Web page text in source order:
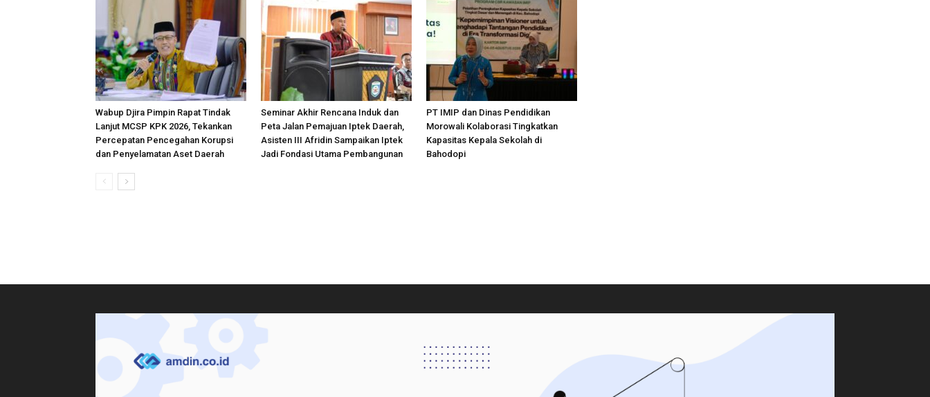
Wabup Djira Pimpin Rapat Tindak
Lanjut MCSP KPK 2026, Tekankan
Percepatan Pencegahan Korupsi
dan Penyelamatan Aset Daerah
Seminar Akhir Rencana Induk dan
Peta Jalan Pemajuan Iptek Daerah,
Asisten III Afridin Sampaikan Iptek
Jadi Fondasi Utama Pembangunan
PT IMIP dan Dinas Pendidikan
Morowali Kolaborasi Tingkatkan
Kapasitas Kepala Sekolah di
Bahodopi